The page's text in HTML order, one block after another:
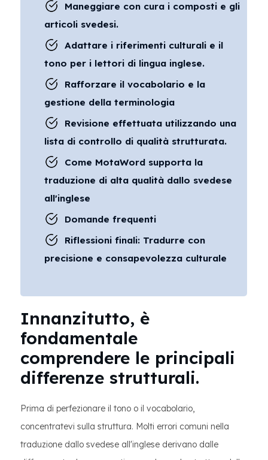
Maneggiare con cura i composti e gli
articoli svedesi.
Adattare i riferimenti culturali e il
tono per i lettori di lingua inglese.
Rafforzare il vocabolario e la
gestione della terminologia
Revisione effettuata utilizzando una
lista di controllo di qualità strutturata.
Come MotaWord supporta la
traduzione di alta qualità dallo svedese
all'inglese
Domande frequenti
Riflessioni finali: Tradurre con
precisione e consapevolezza culturale
Innanzitutto, è
fondamentale
comprendere le principali
differenze strutturali.
Prima di perfezionare il tono o il vocabolario,
concentratevi sulla struttura. Molti errori comuni nella
traduzione dallo svedese all'inglese derivano dalle